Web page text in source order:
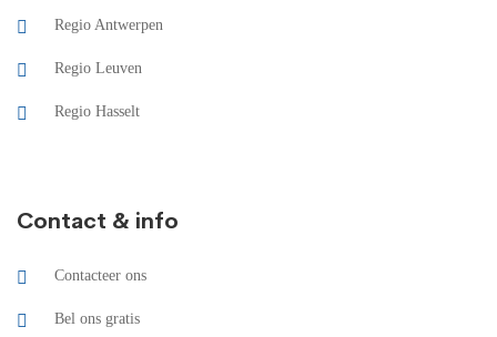
Regio Antwerpen
Regio Leuven
Regio Hasselt
Contact & info
Contacteer ons
Bel ons gratis